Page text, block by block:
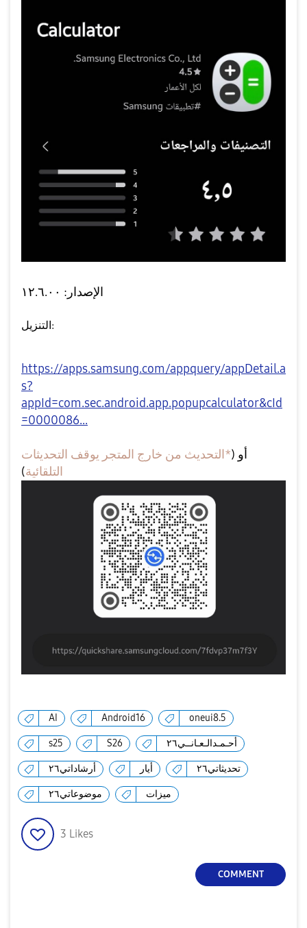
الإصدار: ١٢.٦.٠٠
التنزيل:
https://apps.samsung.com/appquery/appDetail.a
s?
appId=com.sec.android.app.popupcalculator&cId
=0000086...
أو (*التحديث من خارج المتجر يوقف التحديثات
التلقائية)
AI Android16 oneui8.5
s25 S26 أحـمـدالـعـانــي٢٦
أرشاداتي٢٦ أيار تحديثاتي٢٦
موضوعاتي٢٦ ميزات
3 Likes
COMMENT